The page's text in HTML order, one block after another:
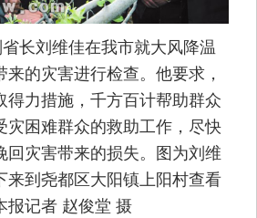
长刘维佳在我市就大风降温
的灾害进行检查。他要求，
得力措施，千方百计帮助群众
灾困难群众的救助工作，尽快
回灾害带来的损失。图为刘维
来到尧都区大阳镇上阳村查看
报记者 赵俊堂 摄